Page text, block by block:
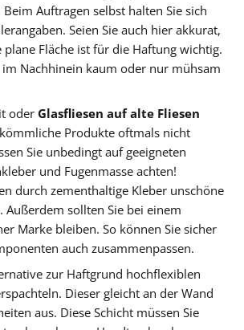
Beim Auftragen selbst halten Sie sich
Seien Sie auch hier akkurat,
Fläche ist für die Haftung wichtig.
im Nachhinein kaum oder nur mühsam
oder Glasfliesen auf alte Fliesen
Produkte oftmals nicht
Sie unbedingt auf geeigneten
und Fugenmasse achten!
durch zementhaltige Kleber unschöne
Außerdem sollten Sie bei einem
Marke bleiben. So können Sie sicher
auch zusammenpassen.
zur Haftgrund hochflexiblen
Dieser gleicht an der Wand
aus. Diese Schicht müssen Sie